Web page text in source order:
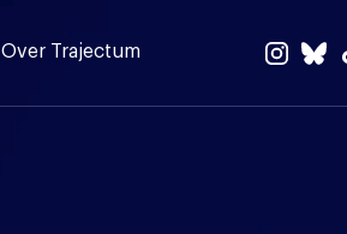
Over Trajectum